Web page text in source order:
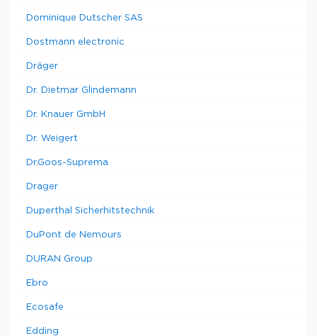
Dominique Dutscher SAS
Dostmann electronic
Dräger
Dr. Dietmar Glindemann
Dr. Knauer GmbH
Dr. Weigert
Dr.Goos-Suprema
Drager
Duperthal Sicherhitstechnik
DuPont de Nemours
DURAN Group
Ebro
Ecosafe
Edding